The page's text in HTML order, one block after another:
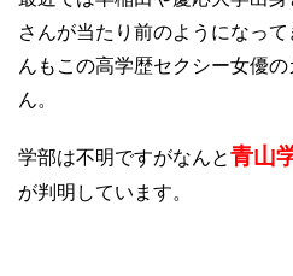
さんが当たり前のようになっ
んもこの高学歴セクシー女優
ん。
学部は不明ですがなんと青山
が判明しています。